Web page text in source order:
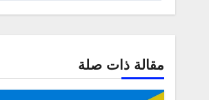
مقالة ذات صلة